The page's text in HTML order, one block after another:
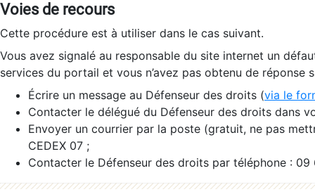
Voies de recours
Cette procédure est à utiliser dans le cas suivant.
Vous avez signalé au responsable du site internet un
services du portail et vous n’avez pas obtenu de réponse
Écrire un message au Défenseur des droits (via le
Contacter le délégué du Défenseur des droits dans
Envoyer un courrier par la poste (gratuit, ne pas
CEDEX 07 ;
Contacter le Défenseur des droits par téléphone :